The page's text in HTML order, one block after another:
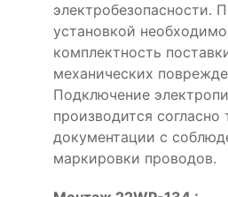
электробезопасности.
установкой
комплектность
механических
Подключение
производится согласно
документации с
маркировки проводов.